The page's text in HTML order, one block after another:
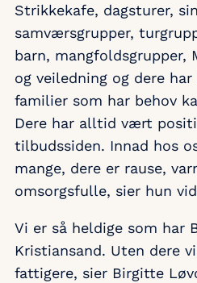
Strikkekafe, dagsturer,
samværsgrupper,
barn, mangfoldsgrupper,
og veiledning og dere
familier som har behov
Dere har alltid vært
tilbudssiden. Innad hos
mange, dere er rause,
omsorgsfulle, sier hun
Vi er så heldige som har
Kristiansand. Uten dere
fattigere, sier Birgitte